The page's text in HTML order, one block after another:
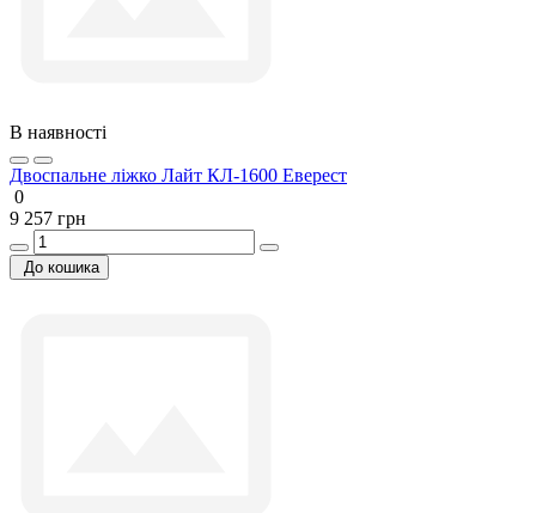
В наявності
Двоспальне ліжко Лайт КЛ-1600 Еверест
0
9 257 грн
До кошика